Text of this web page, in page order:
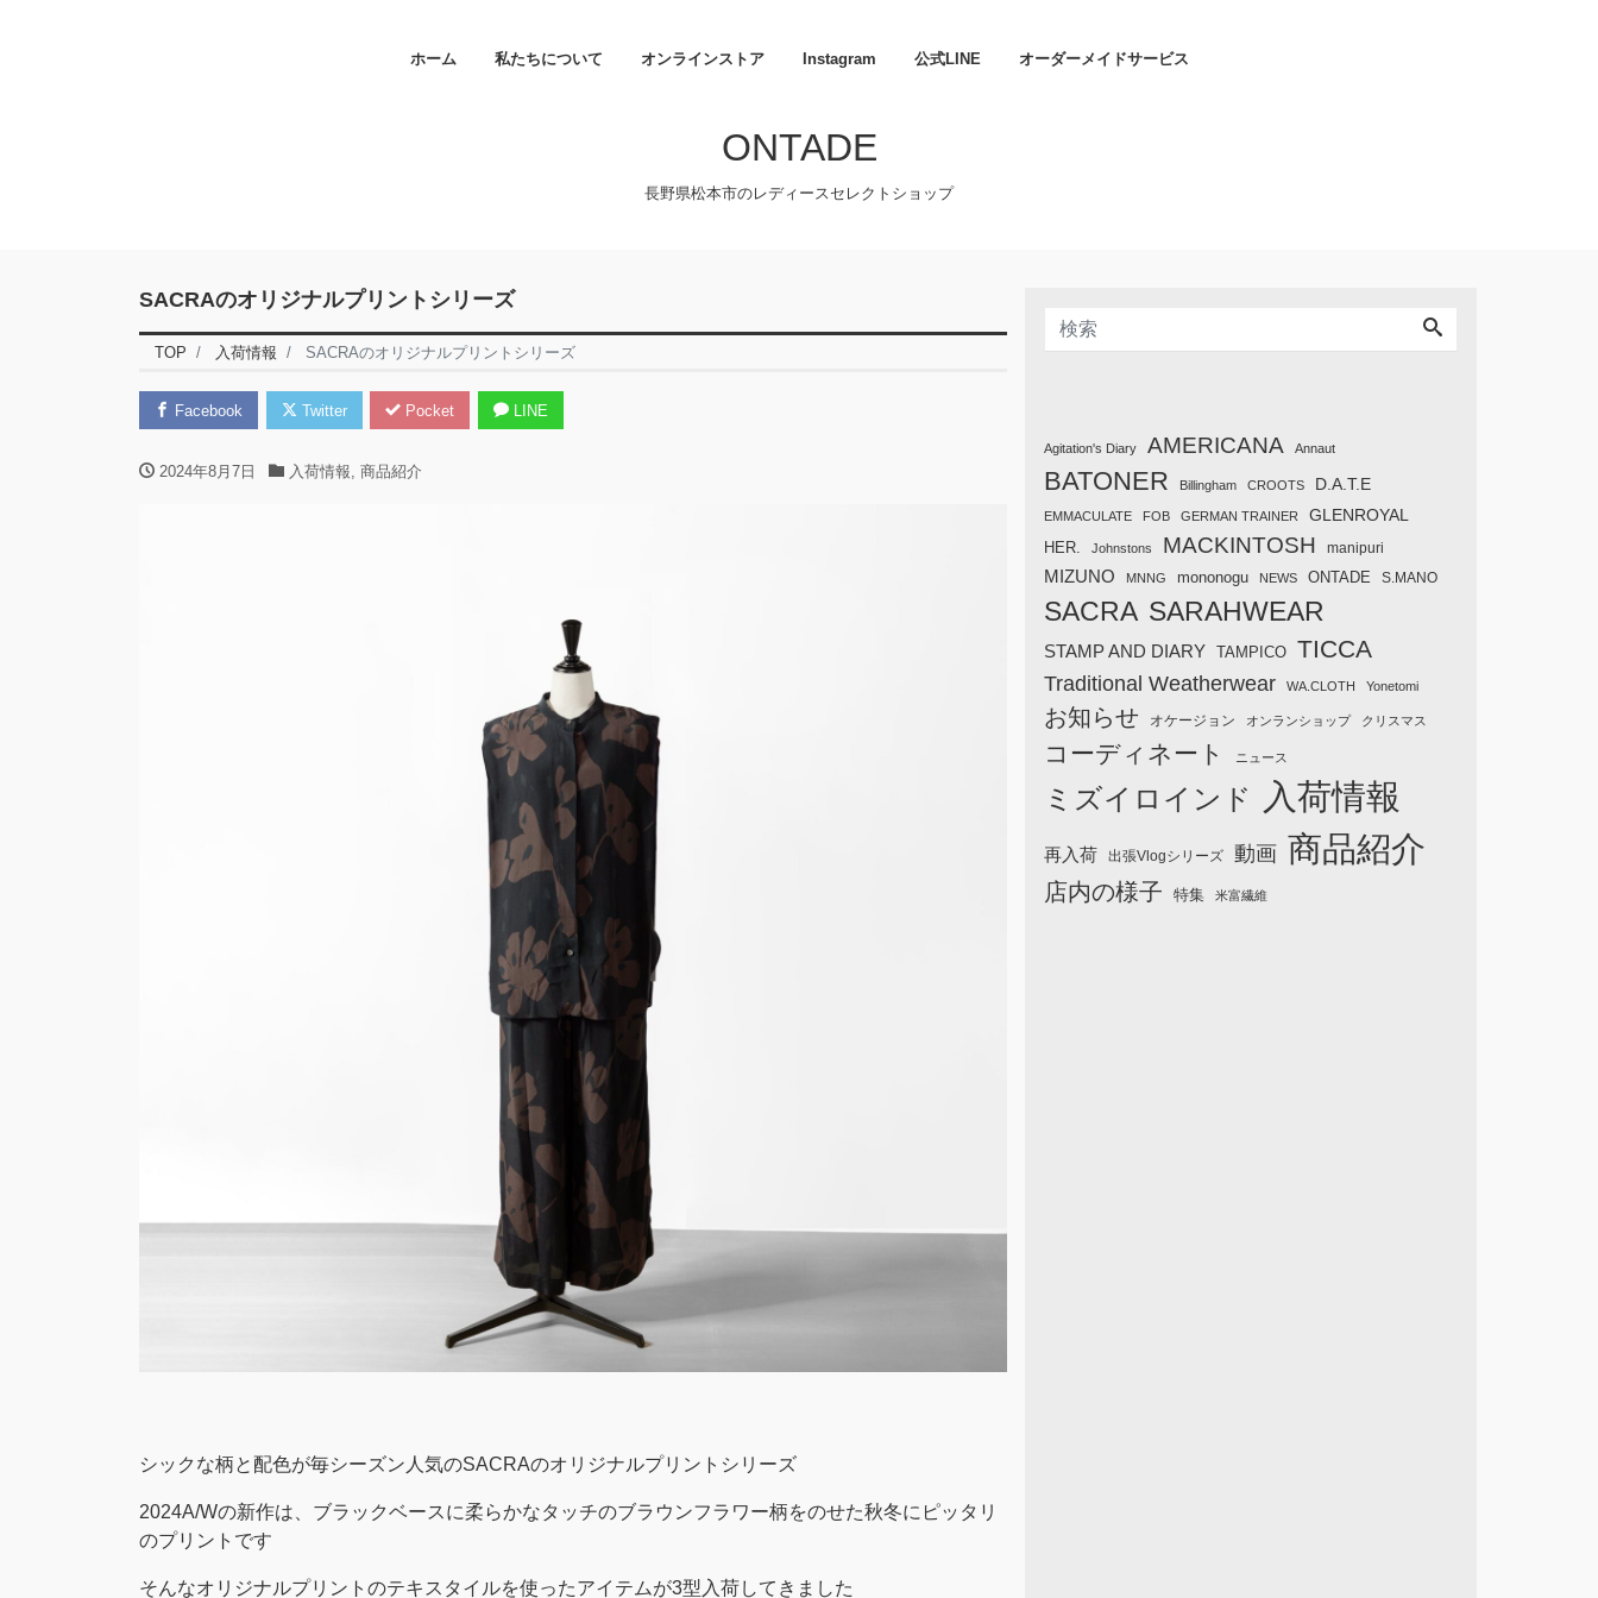
ホーム 私たちについて オンラインストア Instagram 公式LINE オーダーメイドサービス
ONTADE
長野県松本市のレディースセレクトショップ
SACRAのオリジナルプリントシリーズ
TOP 入荷情報 SACRAのオリジナルプリントシリーズ
Facebook Twitter Pocket LINE
2024年8月7日 入荷情報 商品紹介
シックな柄と配色が毎シーズン人気のSACRAのオリジナルプリントシリーズ
2024A/Wの新作は、ブラックベースに柔らかなタッチのブラウンフラワー柄をのせた秋冬にピッタリ
のプリントです
そんなオリジナルプリントのテキスタイルを使ったアイテムが3型入荷してきました
Agitation's Diary AMERICANA Annaut
BATONER Billingham CROOTS D.A.T.E
EMMACULATE FOB GERMAN TRAINER GLENROYAL
HER. Johnstons MACKINTOSH manipuri
MIZUNO MNNG mononogu NEWS ONTADE S.MANO
SACRA SARAHWEAR
STAMP AND DIARY TAMPICO TICCA
Traditional Weatherwear WA.CLOTH Yonetomi
お知らせ オケージョン オンランショップ クリスマス
コーディネート ニュース
ミズイロインド 入荷情報
再入荷 出張Vlogシリーズ 動画 商品紹介
店内の様子 特集 米富繊維